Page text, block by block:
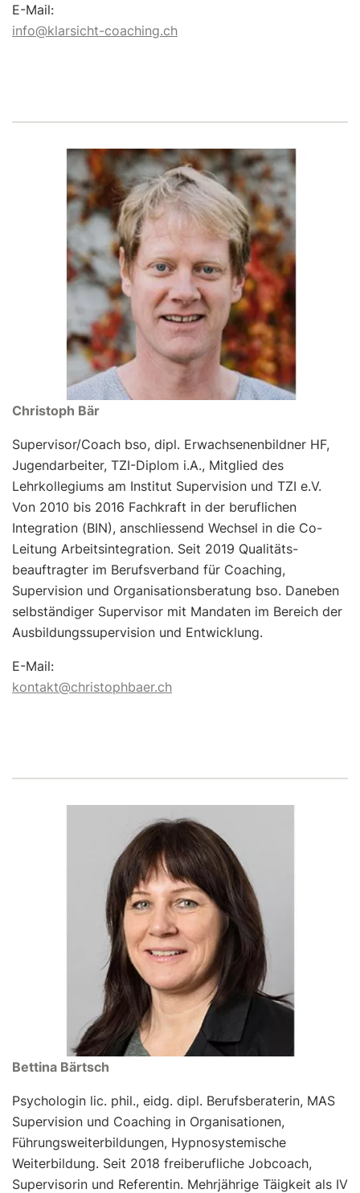
E-Mail:
info@klarsicht-coaching.ch
Christoph Bär
Supervisor/Coach bso, dipl. Erwachsenenbildner HF,
Jugendarbeiter, TZI-Diplom i.A., Mitglied des
Lehrkollegiums am Institut Supervision und TZI e.V.
Von 2010 bis 2016 Fachkraft in der beruflichen
Integration (BIN), anschliessend Wechsel in die Co-
Leitung Arbeitsintegration. Seit 2019 Qualitäts-
beauftragter im Berufsverband für Coaching,
Supervision und Organisationsberatung bso. Daneben
selbständiger Supervisor mit Mandaten im Bereich der
Ausbildungssupervision und Entwicklung.
E-Mail:
kontakt@christophbaer.ch
Bettina Bärtsch
Psychologin lic. phil., eidg. dipl. Berufsberaterin, MAS
Supervision und Coaching in Organisationen,
Führungsweiterbildungen, Hypnosystemische
Weiterbildung. Seit 2018 freiberufliche Jobcoach,
Supervisorin und Referentin. Mehrjährige Täigkeit als IV